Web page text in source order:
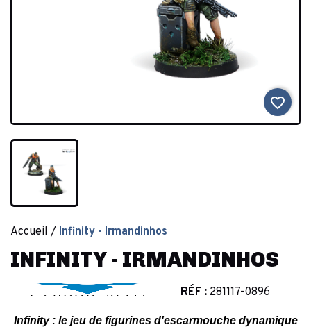
favorite_border
Accueil Infinity - Irmandinhos
INFINITY - IRMANDINHOS
RÉF : 281117-0896
Infinity : le jeu de figurines d'escarmouche dynamique